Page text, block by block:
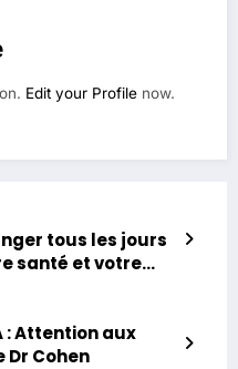
Edit your Profile now.
tous les jours
santé et votre
: Attention aux
Dr Cohen